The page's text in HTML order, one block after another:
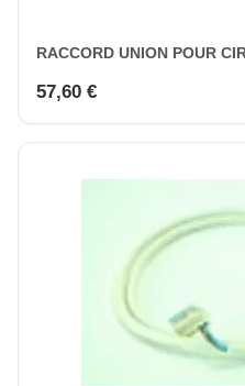
RACCORD UNION POUR
57,60 €